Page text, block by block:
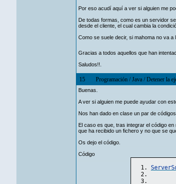
Por eso acudí aquí a ver si alguien me
De todas formas, como es un servidor
desde el cliente, el cual cambia la
Como se suele decir, si mahoma no va
Gracias a todos aquellos que han
Saludos!!.
15 Programación /Java /Detener la
Buenas.
A ver si alguien me puede ayudar con
Nos han dado en clase un par de
El caso es que, tras integrar el código
que ha recibido un fichero y no que se
Os dejo el código.
Código